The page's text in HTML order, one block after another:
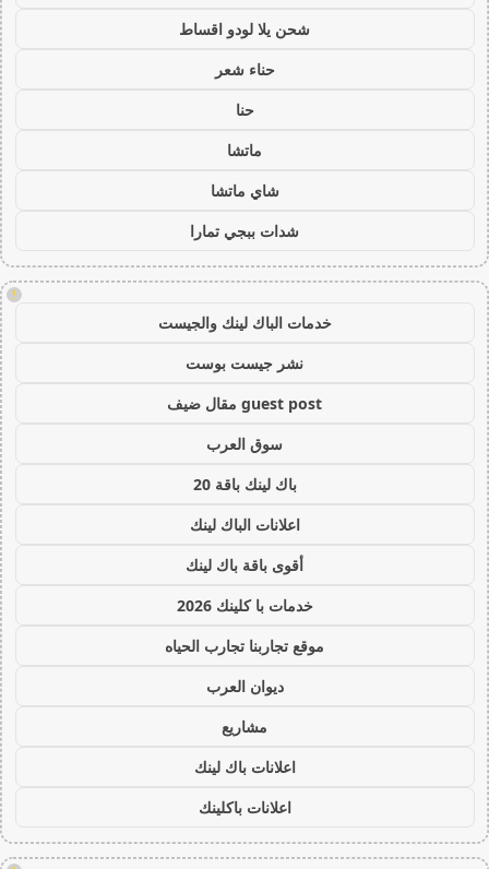
شحن يلا لودو اقساط
حناء شعر
حنا
ماتشا
شاي ماتشا
شدات ببجي تمارا
!
خدمات الباك لينك والجيست
نشر جيست بوست
guest post مقال ضيف
سوق العرب
باك لينك باقة 20
اعلانات الباك لينك
أقوى باقة باك لينك
خدمات با كلينك 2026
موقع تجاربنا تجارب الحياه
ديوان العرب
مشاريع
اعلانات باك لينك
اعلانات باكلينك